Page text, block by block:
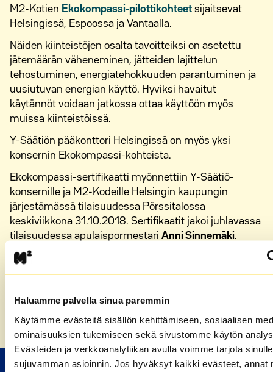
Haluamme palvella sinua paremmin
Käytämme evästeitä sisällön kehittämiseen, sosiaalisen
ominaisuuksien tukemiseen sekä sivustomme käytön
Evästeiden ja verkkoanalytiikan avulla voimme tarjota sinulle
sujuvamman asioinnin. Jos hyväksyt kaikki evästeet, annat
M2-Kotien Ekokompassi-pilottikohteet sijaitsevat
Helsingissä, Espoossa ja Vantaalla.
Näiden kiinteistöjen osalta tavoitteiksi on asetettu
jätemäärän väheneminen, jätteiden lajittelun
tehostuminen, energiatehokkuuden parantuminen ja
uusiutuvan energian käyttö. Hyviksi havaitut
käytännöt voidaan jatkossa ottaa käyttöön myös
muissa kiinteistöissä.
Y-Säätiön pääkonttori Helsingissä on myös yksi
konsernin Ekokompassi-kohteista.
Ekokompassi-sertifikaatti myönnettiin Y-Säätiö-
konsernille ja M2-Kodeille Helsingin kaupungin
järjestämässä tilaisuudessa Pörssitalossa
keskiviikkona 31.10.2018. Sertifikaatit jakoi juhlavassa
tilaisuudessa apulaispormestari Anni Sinnemäki.
Lisätietoja:
ekokompassi.fi
Etusivu»Y-Säätiö-konsernille myönnettiin
Ekokompassi-sertifikaatti